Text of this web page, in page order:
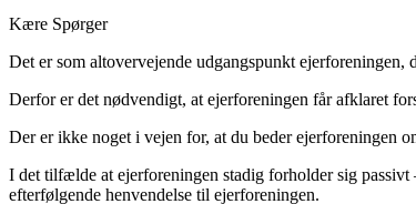
Kære Spørger
Det er som altovervejende udgangspunkt
Derfor er det nødvendigt, at ejerforeningen får afklaret
Der er ikke noget i vejen for, at du beder ejerforeningen
I det tilfælde at ejerforeningen stadig forholder sig
efterfølgende henvendelse til ejerforeningen.